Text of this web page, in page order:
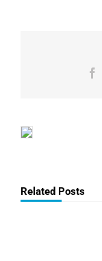
Related Posts